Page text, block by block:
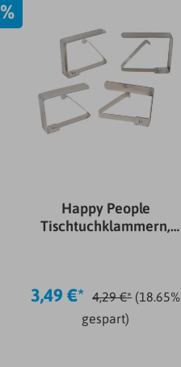
%
Happy People
Tischtuchklammern,
3,49 €* 4,29 €* (18.65%
gespart)